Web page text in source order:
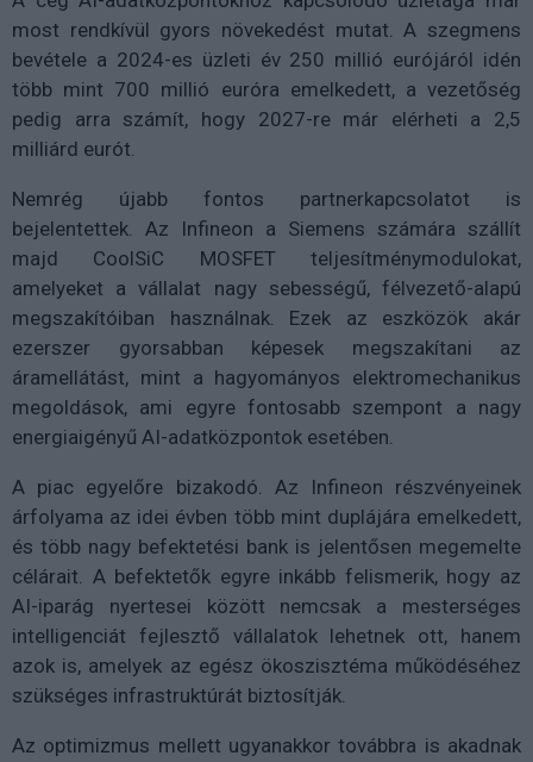
most rendkívül gyors növekedést mutat. A szegmens
bevétele a 2024-es üzleti év 250 millió eurójáról idén
több mint 700 millió euróra emelkedett, a vezetőség
pedig arra számít, hogy 2027-re már elérheti a 2,5
milliárd eurót.
Nemrég újabb fontos partnerkapcsolatot is
bejelentettek. Az Infineon a Siemens számára szállít
majd CoolSiC MOSFET teljesítménymodulokat,
amelyeket a vállalat nagy sebességű, félvezető-alapú
megszakítóiban használnak. Ezek az eszközök akár
ezerszer gyorsabban képesek megszakítani az
áramellátást, mint a hagyományos elektromechanikus
megoldások, ami egyre fontosabb szempont a nagy
energiaigényű AI-adatközpontok esetében.
A piac egyelőre bizakodó. Az Infineon részvényeinek
árfolyama az idei évben több mint duplájára emelkedett,
és több nagy befektetési bank is jelentősen megemelte
célárait. A befektetők egyre inkább felismerik, hogy az
AI-iparág nyertesei között nemcsak a mesterséges
intelligenciát fejlesztő vállalatok lehetnek ott, hanem
azok is, amelyek az egész ökoszisztéma működéséhez
szükséges infrastruktúrát biztosítják.
Az optimizmus mellett ugyanakkor továbbra is akadnak